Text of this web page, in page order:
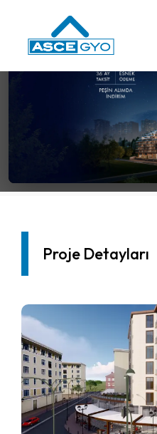
Proje Detayları
Kiralık Gayrimenkuller
Proje Detayları